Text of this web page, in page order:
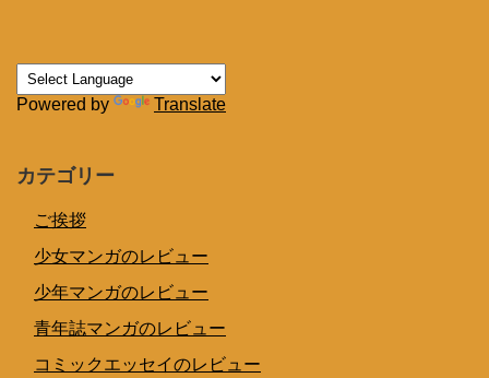
Powered by Translate
カテゴリー
ご挨拶
少女マンガのレビュー
少年マンガのレビュー
青年誌マンガのレビュー
コミックエッセイのレビュー